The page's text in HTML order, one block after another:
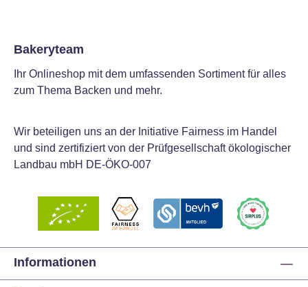
Bakeryteam
Ihr Onlineshop mit dem umfassenden Sortiment für alles
zum Thema Backen und mehr.
Wir beteiligen uns an der Initiative Fairness im Handel
und sind zertifiziert von der Prüfgesellschaft ökologischer
Landbau mbH DE-ÖKO-007
Informationen